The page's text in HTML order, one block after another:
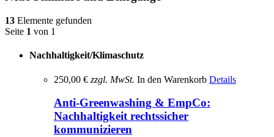
13 Elemente gefunden
Seite 1 von 1
Nachhaltigkeit/Klimaschutz
250,00 € zzgl. MwSt. In den Warenkorb Details
Anti-Greenwashing & EmpCo:
Nachhaltigkeit rechtssicher
kommunizieren